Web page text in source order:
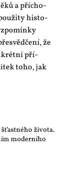
a pří­cho­
his­to­
že
pří­
to­ho, jak
života.
moderního